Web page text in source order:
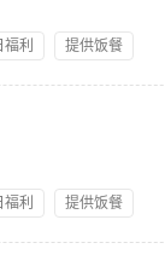
带薪年假+节日福利
利
提供饭餐
要求及皮肤的特性，
结报表。 6、完成店
的语言表达能力，善
协作能力强。
利
提供饭餐